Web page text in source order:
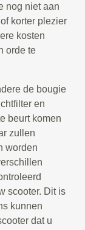
nog niet aan
korter plezier
kosten
orde te
de bougie
en
beurt komen
zullen
worden
scooter. Dit is
kunnen
dat u